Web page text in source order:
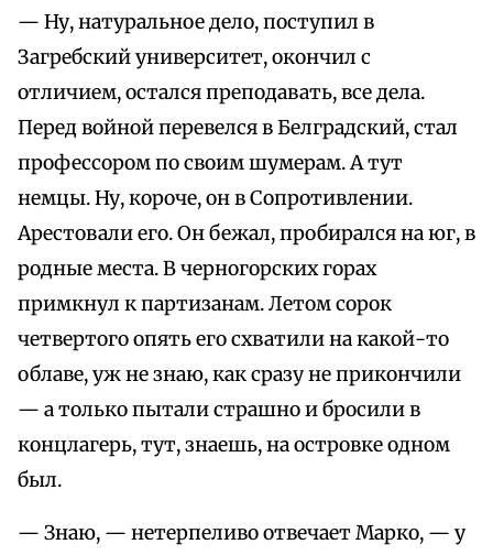
— Ну, натуральное дело, поступил в
Загребский университет, окончил с
отличием, остался преподавать, все дела.
Перед войной перевелся в Белградский, стал
профессором по своим шумерам. А тут
немцы. Ну, короче, он в Сопротивлении.
Арестовали его. Он бежал, пробирался на юг, в
родные места. В черногорских горах
примкнул к партизанам. Летом сорок
четвертого опять его схватили на какой-то
облаве, уж не знаю, как сразу не прикончили
— а только пытали страшно и бросили в
концлагерь, тут, знаешь, на островке одном
был.
— Знаю, — нетерпеливо отвечает Марко, — у